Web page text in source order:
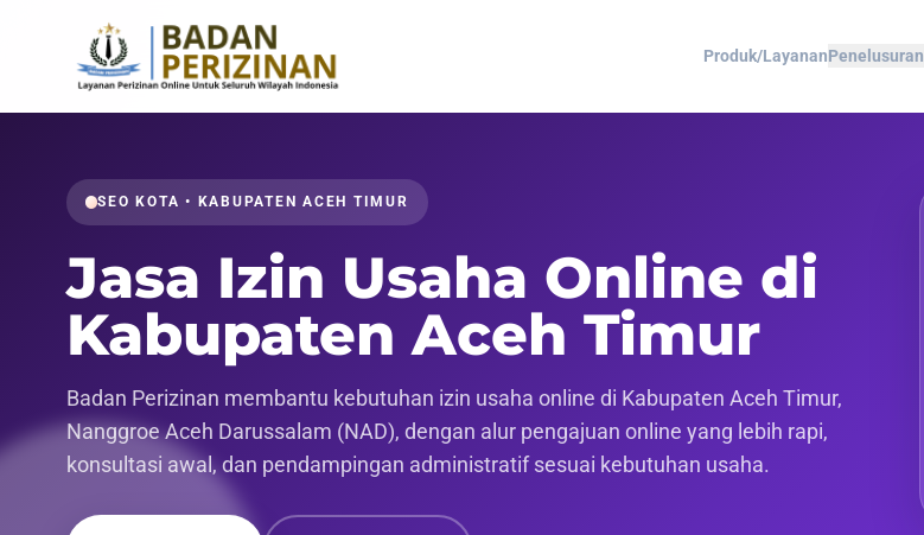
Produk/LayananPenelusuran
SEO KOTA • KABUPATEN ACEH TIMUR
Jasa Izin Usaha Online di
Kabupaten Aceh Timur
Badan Perizinan membantu kebutuhan izin usaha online di Kabupaten Aceh Timur,
Nanggroe Aceh Darussalam (NAD), dengan alur pengajuan online yang lebih rapi,
konsultasi awal, dan pendampingan administratif sesuai kebutuhan usaha.